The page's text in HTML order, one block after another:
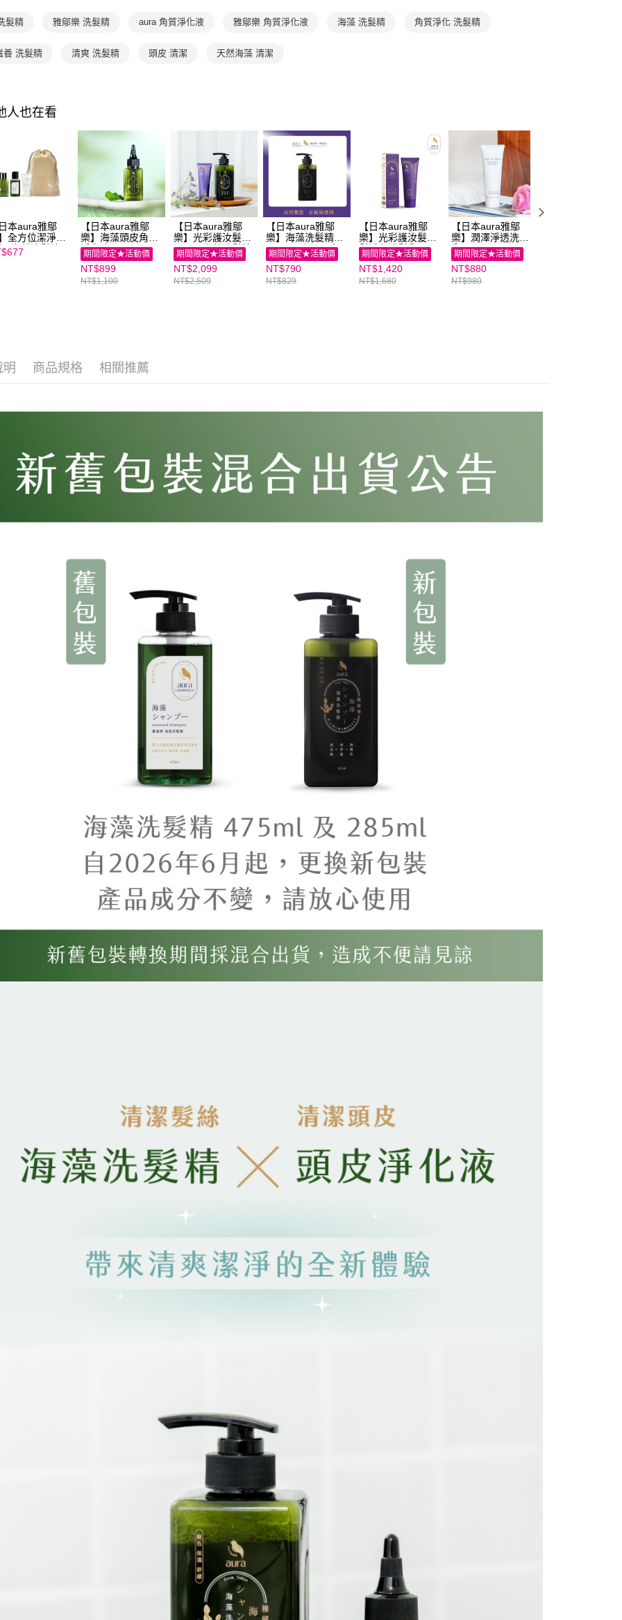
【注意事項】
交易，需依本服務之必要範圍內提供個人資料，並將交易相關給付款項請
４．使用「AFTEE先享後付」時，將依據個別帳號之用戶狀況，依本公司
即時審查核予不同之上限額度；若仍有額度不足之情形，本公司將視審查
結果請求用戶進行身份認證。
５．嚴禁一人註冊多個帳號或使用他人資訊註冊。若發現惡意使用之情
形，恩沛科技股份有限公司將有權停止該用戶之使用額度並採取法律行
髮精 雅鄔樂 洗髮精 aura 角質淨化液 雅鄔樂 角質淨化液 海藻 洗髮精 角質淨化 洗髮精
養 洗髮精 清爽 洗髮精 頭皮 清潔 天然海藻 清潔
人也在看
日本aura雅鄔
全方位潔淨旅
(海藻洗髮精
海藻頭皮角
【日本aura雅鄔
樂】海藻頭皮角質
淨化液(65ml) 二入
組
期間限定★活動價
NT$899
NT$1,100
【日本aura雅鄔
樂】光彩護汝髮
(75g)+海藻洗髮精
(475ml)（贈3g體
驗瓶）｜康健品牌
館
期間限定★活動價
NT$2,099
NT$2,509
【日本aura雅鄔
樂】海藻洗髮精
(475ml)｜親子家
庭嚴選館
期間限定★活動價
NT$790
NT$829
【日本aura雅鄔
樂】光彩護汝髮白
髮補色護髮乳
75g（贈3g體驗
瓶）｜親子家庭嚴
選館
期間限定★活動價
NT$1,420
NT$1,680
【日本aura雅鄔
樂】潤澤淨透洗顏
乳Simples wash
(100g)｜親子家庭
嚴選館
期間限定★活動價
NT$880
NT$980
明 商品規格 相關推薦